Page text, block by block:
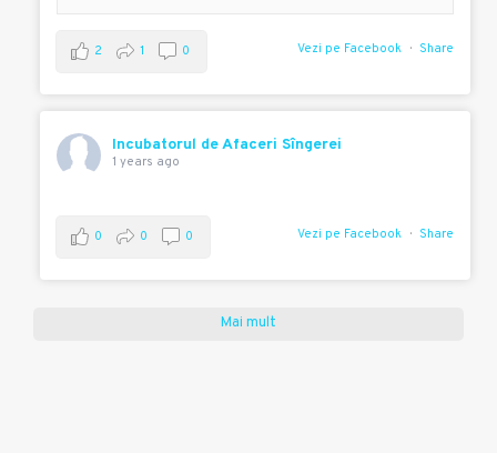
Vezi pe Facebook Share
2 1 0
Incubatorul de Afaceri Sîngerei
1 years ago
Vezi pe Facebook Share
0 0 0
Mai mult